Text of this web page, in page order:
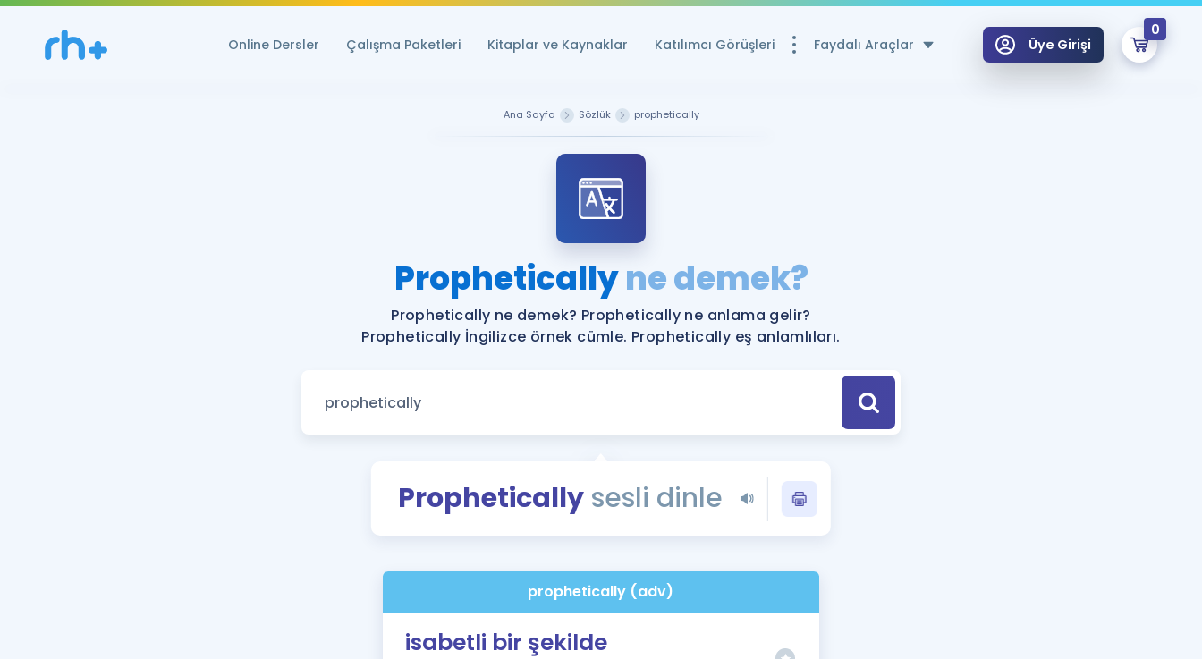
Online Dersler Çalışma Paketleri Kitaplar ve Kaynaklar Katılımcı Görüşleri Faydalı Araçlar
Ücretsiz Kaynaklar
YDS ve YÖKDİL Puan Hesaplama Aracı
YDS ve YÖKDİL'e Hazırlananlar için Öneriler
Tüm ÖSYM Sınavları Tek Takvimde
Blog
YDS - YÖKDİL Tüm Sınavlarla İlgili Haberler
İngilizce Gramer
Üye Girişi
0
Remzi Hoca ile seni sınava hazırlayacak onlarca eğitim seni bekliyor!
Ana Sayfa Sözlük prophetically
Propheticallyne demek?
Prophetically ne demek? Prophetically ne anlama gelir?
Prophetically İngilizce örnek cümle. Prophetically eş anlamlıları.
Propheticallysesli dinle
prophetically (adv)
isabetli bir şekilde